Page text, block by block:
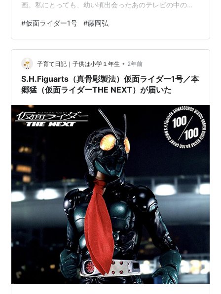
画。私にとっても、幼い頃出会ったあのテレビの中のヒ
弘さんの本郷猛 / 仮面ライダー1号は2014年の「平成ライ
ダー対昭和ライダー 仮面ライダー大戦 feat.スーパー戦
隊」で既に復活しているんでしたね。「仮面ライダー鎧
武/ガイム」を中心にディケイドなんかが活躍したこの映
画での1号の変身もけっこうかっこよかったのですが、平
成対昭和という…
#仮面ライダー1号 #藤岡弘
子育て日記｜子供は小学１年生 • 2年前
S.H.Figuarts（真骨彫製法）仮面ライダー1号／本
郷猛（仮面ライダーTHE NEXT）が届いた